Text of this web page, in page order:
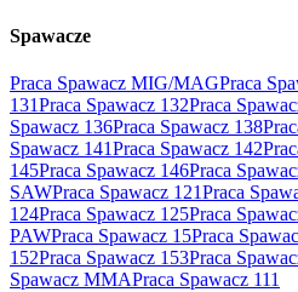
Spawacze
Praca Spawacz MIG/MAGPraca
131Praca Spawacz 132Praca
Spawacz 136Praca Spawacz 138
Spawacz 141Praca Spawacz 142
145Praca Spawacz 146Praca
SAWPraca Spawacz 121Praca
124Praca Spawacz 125Praca
PAWPraca Spawacz 15Praca
152Praca Spawacz 153Praca
Spawacz MMAPraca Spawacz 111